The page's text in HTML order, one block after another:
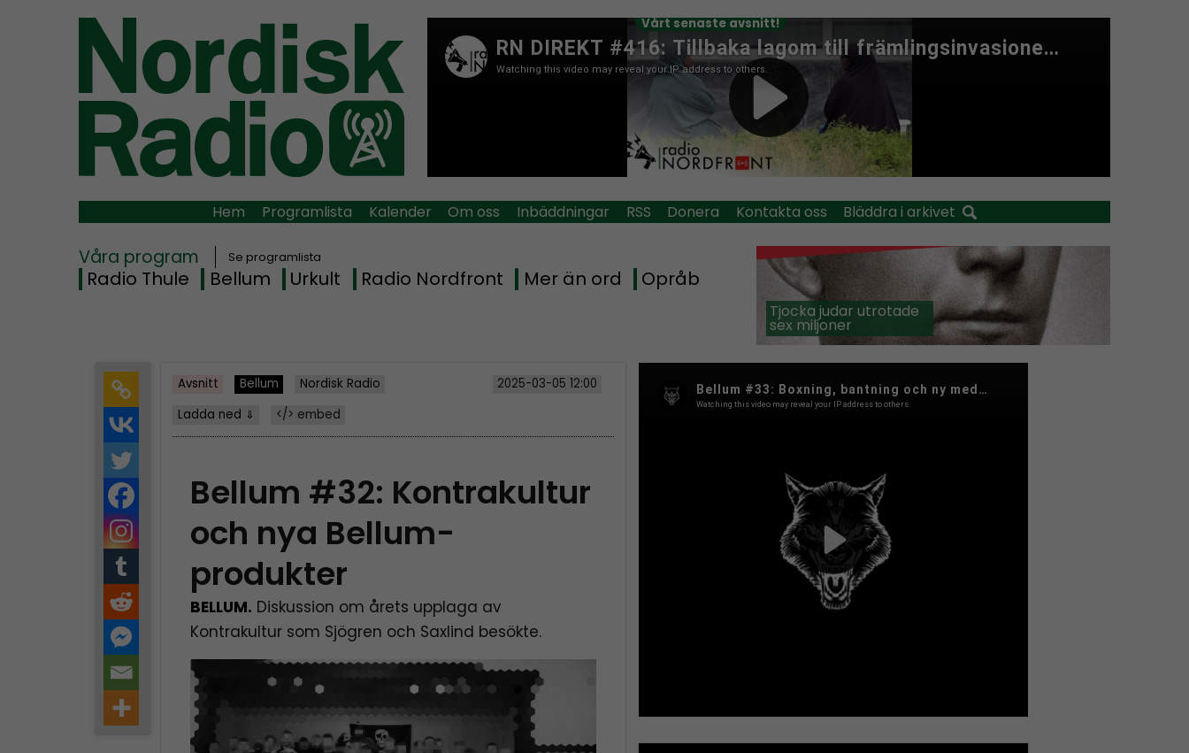
Vårt senaste avsnitt!
Hem Programlista Kalender Om oss Inbäddningar RSS Donera Kontakta oss Bläddra i arkivet
Våra program Se programlista
Radio Thule Bellum Urkult Radio Nordfront Mer än ord Opråb
Tjocka judar utrotade
sex miljoner
Avsnitt Bellum Nordisk Radio
2025-03-05 12:00
Ladda ned ⇓
</> embed
Bellum #32: Kontrakultur
och nya Bellum-
produkter
BELLUM. Diskussion om årets upplaga av
Kontrakultur som Sjögren och Saxlind besökte.